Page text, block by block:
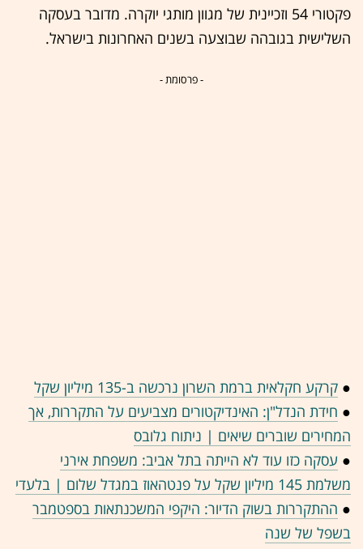
פקטורי 54 וזכיינית של מגוון מותגי יוקרה. מדובר בעסקה
השלישית בגובהה שבוצעה בשנים האחרונות בישראל.
- פרסומת -
● קרקע חקלאית ברמת השרון נרכשה ב-135 מיליון שקל
● חידת הנדל"ן: האינדיקטורים מצביעים על התקררות, אך
המחירים שוברים שיאים | ניתוח גלובס
● עסקה כזו עוד לא הייתה בתל אביב: משפחת אירני
משלמת 145 מיליון שקל על פנטהאוז במגדל שלום | בלעדי
● ההתקררות בשוק הדיור: היקפי המשכנתאות בספטמבר
בשפל של שנה